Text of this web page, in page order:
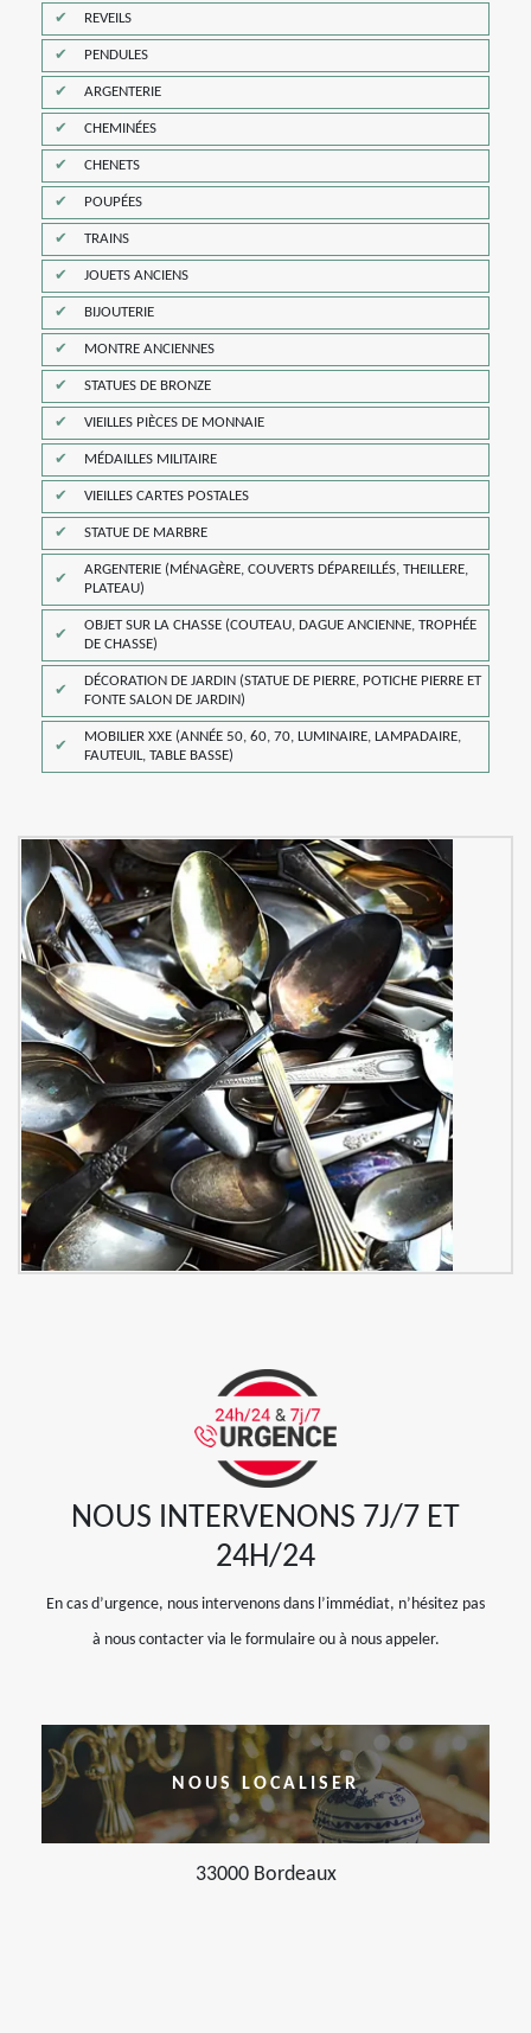
REVEILS
PENDULES
ARGENTERIE
CHEMINÉES
CHENETS
POUPÉES
TRAINS
JOUETS ANCIENS
BIJOUTERIE
MONTRE ANCIENNES
STATUES DE BRONZE
VIEILLES PIÈCES DE MONNAIE
MÉDAILLES MILITAIRE
VIEILLES CARTES POSTALES
STATUE DE MARBRE
ARGENTERIE (MÉNAGÈRE, COUVERTS DÉPAREILLÉS, THEILLERE,
PLATEAU)
OBJET SUR LA CHASSE (COUTEAU, DAGUE ANCIENNE, TROPHÉE
DE CHASSE)
DÉCORATION DE JARDIN (STATUE DE PIERRE, POTICHE PIERRE ET
FONTE SALON DE JARDIN)
MOBILIER XXE (ANNÉE 50, 60, 70, LUMINAIRE, LAMPADAIRE,
FAUTEUIL, TABLE BASSE)
NOUS INTERVENONS 7J/7 ET
24H/24
En cas d’urgence, nous intervenons dans l’immédiat, n’hésitez pas
à nous contacter via le formulaire ou à nous appeler.
NOUS LOCALISER
33000 Bordeaux